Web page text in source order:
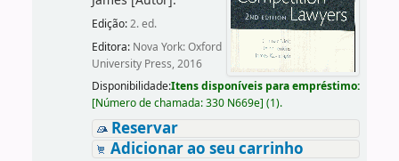
Edição:2. ed.
Editora: Nova York: Oxford
University Press, 2016
Disponibilidade:Itens disponíveis para empréstimo:
[Número de chamada:330 N669e] (1).
Reservar
Adicionar ao seu carrinho